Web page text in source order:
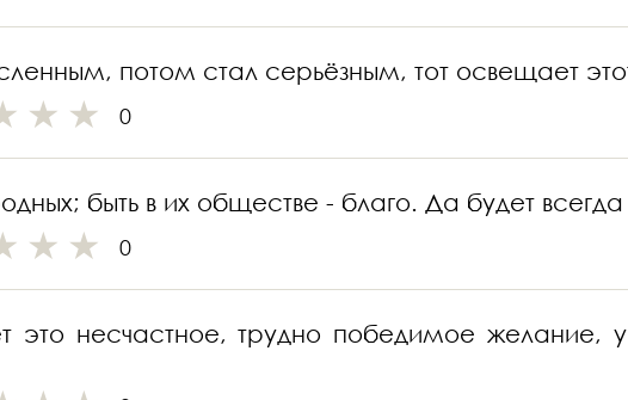
потом стал серьёзным, тот освещает
0
быть в их обществе - благо. Да будет всегда
0
несчастное, трудно победимое желание, у